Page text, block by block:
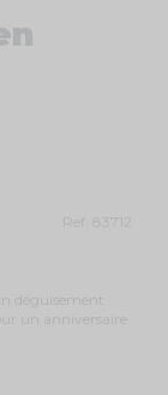
Ref. 83712
déguisement
un anniversaire